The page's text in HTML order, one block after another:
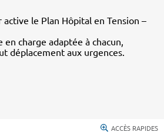
le Plan Hôpital en Tension –
charge adaptée à chacun,
déplacement aux urgences.
ACCÈS RAPIDES